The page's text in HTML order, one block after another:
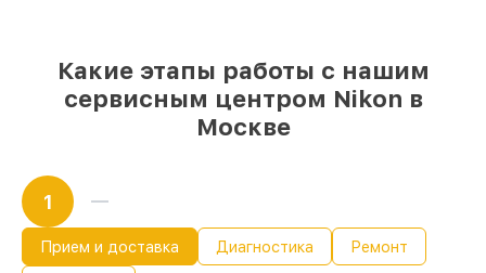
мастер приступает к восстановлению
сразу
Какие этапы работы с нашим
сервисным центром Nikon в
Москве
1
Прием и доставка Диагностика Ремонт